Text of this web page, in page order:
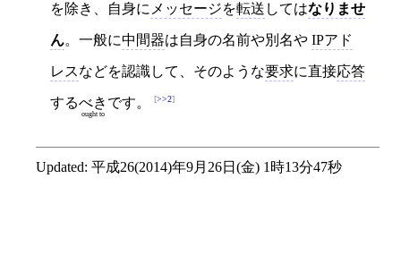
を除き、自身に メッセージを転送 してはなりませ
ん。一般に中間器は自身の名前や別名や IPアド
レスなどを認識して、そのような要求に直接応答
するべき
ought to
です。 >>2
Updated: 平成26(2014)年9月26日(金) 1時13分47秒